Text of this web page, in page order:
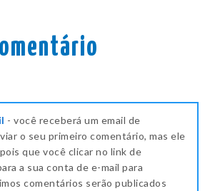
- você receberá um email de
o seu primeiro comentário, mas ele
que você clicar no link de
a sua conta de e-mail para
comentários serão publicados